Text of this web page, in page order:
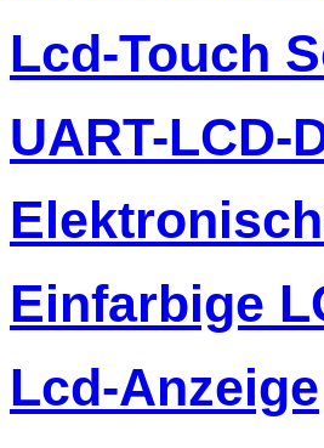
Lcd-Touch
UART-LCD-
Einfarbige
Lcd-Anzeige